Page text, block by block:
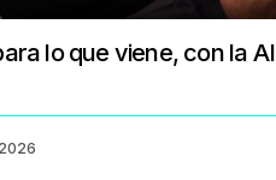
lo que viene, con la AI